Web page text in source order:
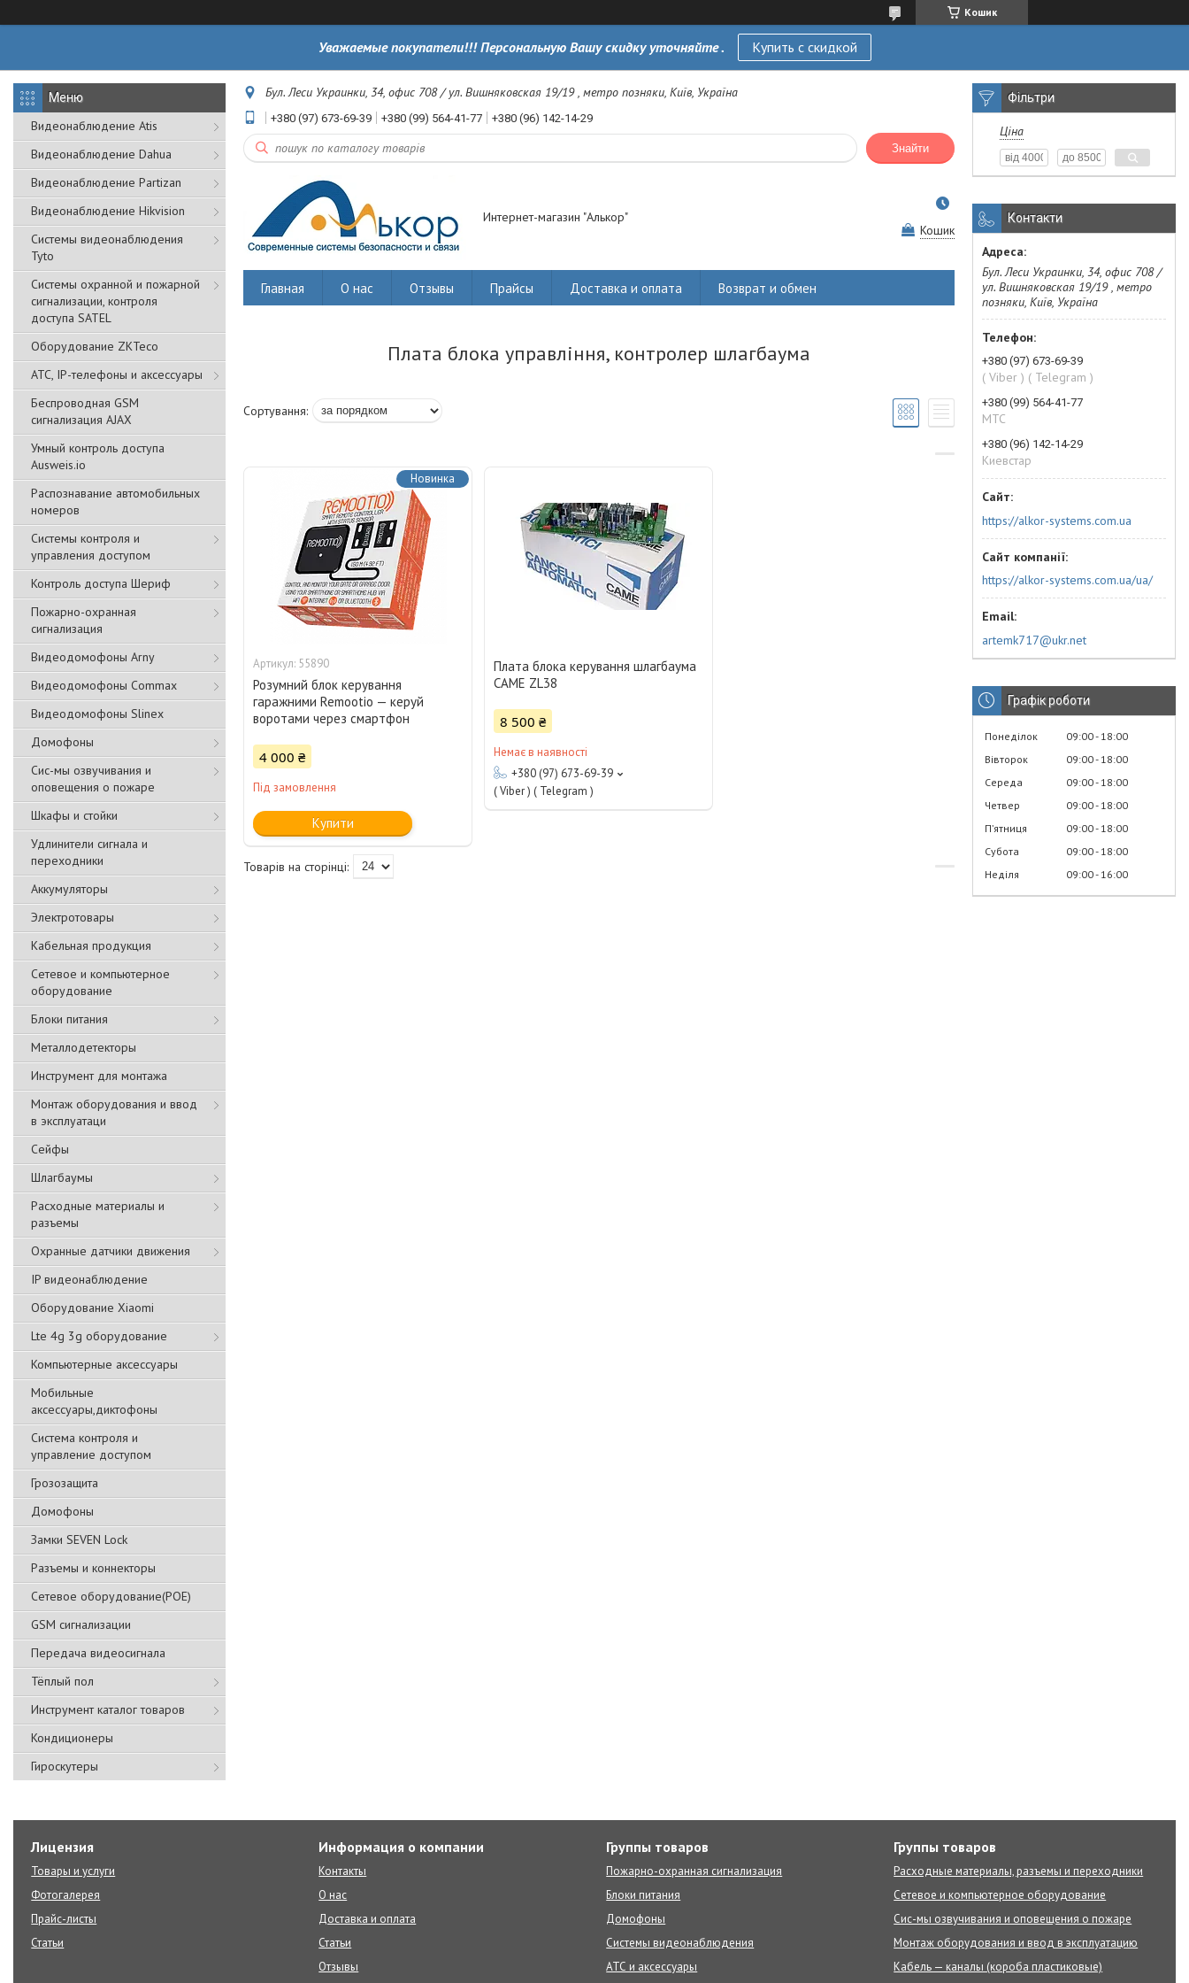
Кошик
Уважаемые покупатели!!! Персональную Вашу скидку уточняйте . Купить с скидкой
Видеонаблюдение Atis
Видеонаблюдение Dahua
Видеонаблюдение Partizan
Видеонаблюдение Hikvision
Системы видеонаблюдения
Tyto
Cистемы охранной и пожарной
сигнализации, контроля
доступа SATEL
Оборудование ZKTeco
АТС, IP-телефоны и аксессуары
Беспроводная GSM
сигнализация АJAX
Умный контроль доступа
Ausweis.io
Распознавание автомобильных
номеров
Системы контроля и
управления доступом
Контроль доступа Шериф
Пожарно-охранная
сигнализация
Видеодомофоны Arny
Видеодомофоны Commax
Видеодомофоны Slinex
Домофоны
Сис-мы озвучивания и
оповещения о пожаре
Шкафы и стойки
Удлинители сигнала и
переходники
Аккумуляторы
Электротовары
Кабельная продукция
Сетевое и компьютерное
оборудование
Блоки питания
Металлодетекторы
Инструмент для монтажа
Монтаж оборудования и ввод
в эксплуатаци
Сейфы
Шлагбаумы
Расходные материалы и
разъемы
Охранные датчики движения
IP видеонаблюдение
Оборудование Xiaomi
Lte 4g 3g оборудование
Компьютерные аксессуары
Мобильные
аксессуары,диктофоны
Система контроля и
управление доступом
Грозозащита
Домофоны
Замки SEVEN Lock
Разъемы и коннекторы
Сетевое оборудование(POE)
GSM сигнализации
Передача видеосигнала
Тёплый пол
Инструмент каталог товаров
Кондиционеры
Гироскутеры
Бул. Леси Украинки, 34, офис 708 / ул. Вишняковская 19/19 , метро позняки, Київ, Україна
+380 (97) 673-69-39 +380 (99) 564-41-77 +380 (96) 142-14-29
Знайти
Интернет-магазин "Алькор"
Кошик
Главная О нас Отзывы Прайсы Доставка и оплата Возврат и обмен
Плата блока управління, контролер шлагбаума
Новинка
55890
Розумний блок керування
гаражними Remootio — керуй
воротами через смартфон
4 000 ₴
Під замовлення
Купити
Плата блока керування шлагбаума
CAME ZL38
8 500 ₴
Немає в наявності
+380 (97) 673-69-39
( Viber ) ( Telegram )
Фільтри
Ціна
Контакти
Бул. Леси Украинки, 34, офис 708 /
ул. Вишняковская 19/19 , метро
позняки, Київ, Україна
+380 (97) 673-69-39
( Viber ) ( Telegram )
+380 (99) 564-41-77
МТС
+380 (96) 142-14-29
Киевстар
https://alkor-systems.com.ua
https://alkor-systems.com.ua/ua/
artemk717@ukr.net
Графік роботи
Понеділок 09:00 18:00
Вівторок
09:00 18:00
Середа
09:00 18:00
Четвер
09:00 18:00
Пʼятниця
09:00 18:00
Субота
09:00 18:00
Неділя
09:00 16:00
Лицензия
Товары и услуги
Фотогалерея
Прайс-листы
Статьи
Информация о компании
Контакты
О нас
Доставка и оплата
Статьи
Отзывы
Группы товаров
Пожарно-охранная сигнализация
Блоки питания
Домофоны
Системы видеонаблюдения
АТС и аксессуары
Группы товаров
Расходные материалы, разъемы и переходники
Сетевое и компьютерное оборудование
Сис-мы озвучивания и оповещения о пожаре
Монтаж оборудования и ввод в эксплуатацию
Кабель — каналы (короба пластиковые)